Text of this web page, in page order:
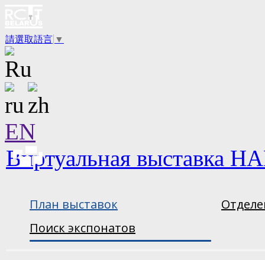
請選取語言 ▼
EN
Виртуальная выставка
План выставок
Поиск экспонатов